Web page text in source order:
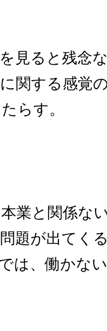
見ると残念
関する感覚
らす。
業と関係な
題が出てく
は、働かな